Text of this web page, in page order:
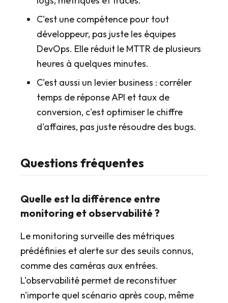
C'est une compétence pour tout
développeur, pas juste les équipes
DevOps. Elle réduit le MTTR de plusieurs
heures à quelques minutes.
C'est aussi un levier business : corréler
temps de réponse API et taux de
conversion, c'est optimiser le chiffre
d'affaires, pas juste résoudre des bugs.
Questions fréquentes
Quelle est la différence entre
monitoring et observabilité ?
Le monitoring surveille des métriques
prédéfinies et alerte sur des seuils connus,
comme des caméras aux entrées.
L'observabilité permet de reconstituer
n'importe quel scénario après coup, même